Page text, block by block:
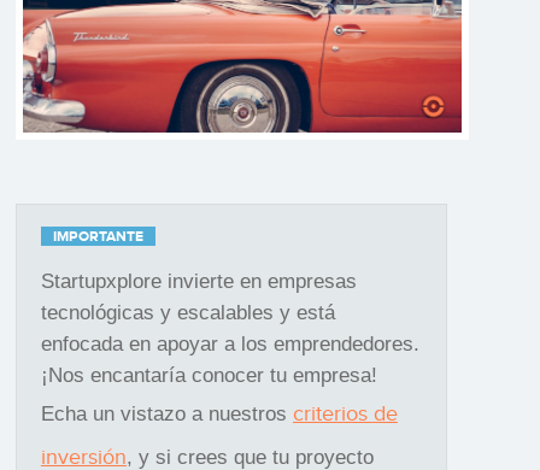
IMPORTANTE
Startupxplore invierte en empresas
tecnológicas y escalables y está
enfocada en apoyar a los emprendedores.
¡Nos encantaría conocer tu empresa!
Echa un vistazo a nuestros criterios de
inversión, y si crees que tu proyecto